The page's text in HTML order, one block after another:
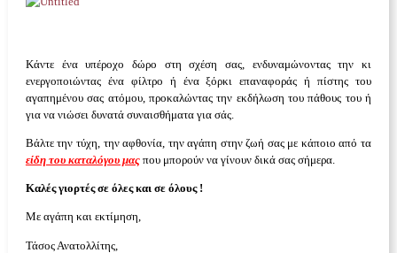
Κάντε ένα υπέροχο δώρο στη σχέση σας, ενδυναμώνοντας την κι
ενεργοποιώντας ένα φίλτρο ή ένα ξόρκι επαναφοράς ή πίστης του
αγαπημένου σας ατόμου, προκαλώντας την εκδήλωση του πάθους του ή
για να νιώσει δυνατά συναισθήματα για σάς.
Βάλτε την τύχη, την αφθονία, την αγάπη στην ζωή σας με κάποιο από τα
είδη του καταλόγου μαςπου μπορούν να γίνουν δικά σας σήμερα.
Καλές γιορτές σε όλες και σε όλους !
Με αγάπη και εκτίμηση,
Τάσος Ανατολλίτης,